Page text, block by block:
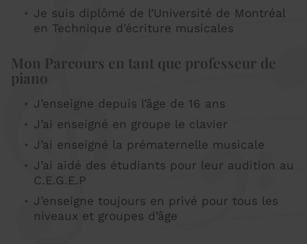
Je suis diplômé de l’Université de Montréal
en Technique d’écriture musicales
Mon Parcours en tant que professeur de
piano
J’enseigne depuis l’âge de 16 ans
J’ai enseigné en groupe le clavier
J’ai enseigné la prématernelle musicale
J’ai aidé des étudiants pour leur audition au
C.E.G.E.P
J’enseigne toujours en privé pour tous les
niveaux et groupes d’âge